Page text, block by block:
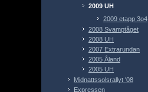
2009 UH
2009 etapp 3o4
2008 Svamptåget
2008 UH
2007 Extrarundan
2005 Åland
2005 UH
Midnattssolsrallyt '08
Expressen